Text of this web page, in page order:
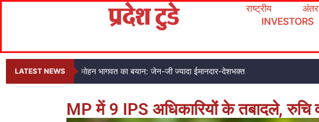
राष्ट्रीय
INVESTORS
LATEST NEWS मोहन भागवत का बयान: जेन-जी ज्यादा ईमानदार-देशभक्त
MP में 9 IPS अधिकारियों के तबादले, रुचि